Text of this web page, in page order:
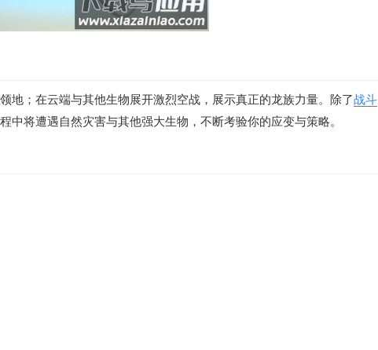
地；在云端与其他生物展开激烈空战，展示真正的龙族力量。除了战斗
中将遭遇自然灾害与其他强大生物，不断考验你的应变与策略。